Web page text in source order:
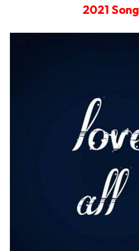
2021 Song